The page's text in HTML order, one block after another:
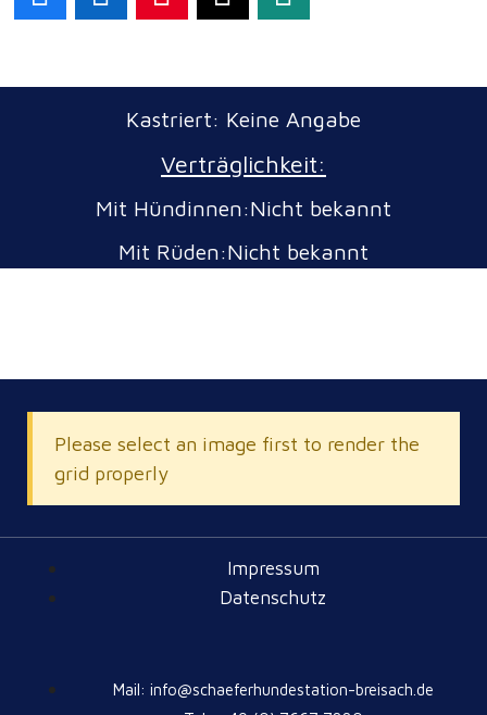
Kastriert: Keine Angabe
Verträglichkeit:
Mit Hündinnen:Nicht bekannt
Mit Rüden:Nicht bekannt
Please select an image first to render the
grid properly
Impressum
Datenschutz
Mail: info@schaeferhundestation-breisach.de